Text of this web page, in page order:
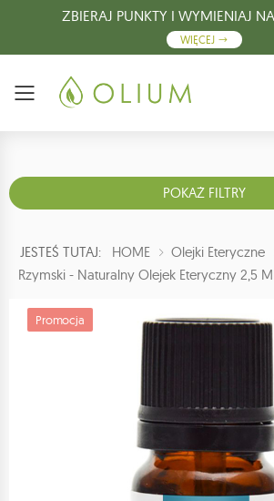
ZBIERAJ PUNKTY I WYMIENIAJ
WIĘCEJ
Menu
POKAŻ FILTRY
JESTEŚ TUTAJ: HOME Olejki Eteryczne
Rzymski - Naturalny Olejek Eteryczny 2,5
Promocja